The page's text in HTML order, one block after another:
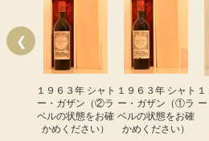
❮
１９６３年 シャト
ー・ガザン（②ラ
ベルの状態をお確
かめください）
１９６３年 シャト
ー・ガザン（①ラ
ベルの状態をお確
かめください）